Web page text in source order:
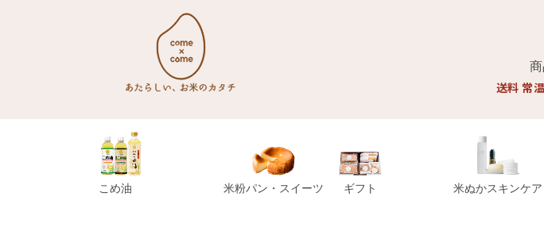
送料 常
こめ油 米粉パン・スイーツ ギフト 米ぬかスキンケア